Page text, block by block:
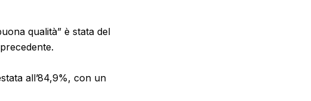
qualità” è stata del
all’84,9%, con un